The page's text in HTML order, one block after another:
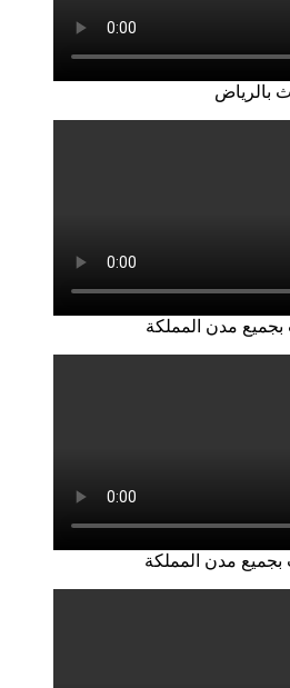
بالرياض
مدن المملكة
مدن المملكة